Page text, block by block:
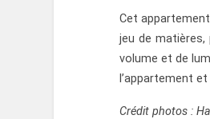
Cet
jeu de
volume et de
l’appartement
Crédit photos :